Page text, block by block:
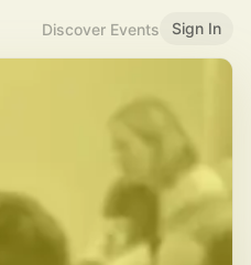
Discover Events Sign In